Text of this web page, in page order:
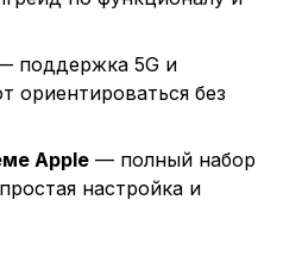
поддержка 5G и
ориентироваться без
Apple — полный набор
настройка и